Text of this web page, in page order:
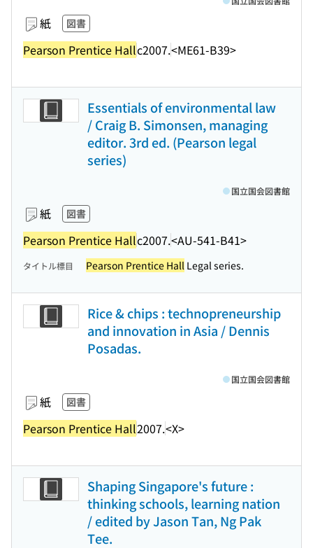
紙 図書
Pearson Prentice Hallc2007.<ME61-B39>
Essentials of environmental law
/ Craig B. Simonsen, managing
editor. 3rd ed. (Pearson legal
series)
紙 図書
Pearson Prentice Hallc2007.<AU-541-B41>
国立国会図書館
タイトル標目 Pearson Prentice Hall Legal series.
Rice & chips : technopreneurship
and innovation in Asia / Dennis
Posadas.
紙 図書
Pearson Prentice Hall2007.<X>
国立国会図書館
Shaping Singapore's future :
thinking schools, learning nation
/ edited by Jason Tan, Ng Pak
Tee.